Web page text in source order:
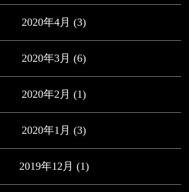
2020年4月 (3)
2020年3月 (6)
2020年2月 (1)
2020年1月 (3)
2019年12月 (1)